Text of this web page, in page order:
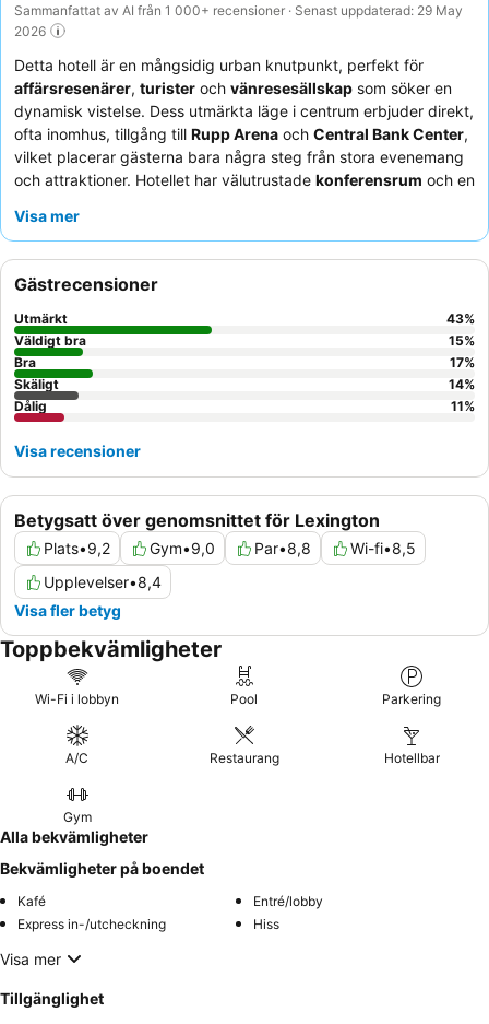
Sammanfattat av AI från 1 000+ recensioner · Senast uppdaterad: 29 May
2026
Detta hotell är en mångsidig urban knutpunkt, perfekt för
affärsresenärer, turister och vänresesällskap som söker en
dynamisk vistelse. Dess utmärkta läge i centrum erbjuder direkt,
ofta inomhus, tillgång till Rupp Arena och Central Bank Center,
vilket placerar gästerna bara några steg från stora evenemang
och attraktioner. Hotellet har välutrustade konferensrum och en
professionella och avslappnade behov. Gästerna berömmer
det effektiva receptionsteamet och punktliga bussförare,
tillsammans med den "fantastiska" och "mycket goda"
frukostbuffén
. För optimal komfort bör gästerna överväga att
be om ett rum som inte vetter mot väster för att undvika
potentiella värmeproblem i fitnesscentret.
Visa mer
Betygsatt över genomsnittet för Lexington
Plats•9,2 Gym•9,0 Par•8,8 Wi-fi•8,5
Upplevelser•8,4
Visa fler betyg
Gästrecensioner
Utmärkt 43%
Väldigt bra
15%
Bra
17%
Skäligt
14%
Dålig
11%
Visa recensioner
Toppbekvämligheter
Wi-Fi i lobbyn Pool Parkering
A/C Restaurang Hotellbar
Gym
Alla bekvämligheter
Bekvämligheter på boendet
Kafé
Entré/lobby
Express in-/utcheckning
Hiss
Visa mer
Tillgänglighet